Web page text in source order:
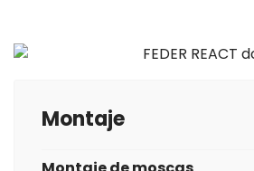
Montaje